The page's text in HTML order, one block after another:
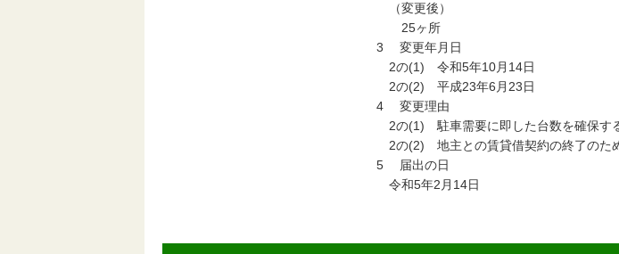
（変更後）
25ヶ所
3 変更年月日
2の(1) 令和5年10月14日
2の(2) 平成23年6月23日
4 変更理由
2の(1) 駐車需要に即した台数を確保す
2の(2) 地主との賃貸借契約の終了のた
5 届出の日
令和5年2月14日